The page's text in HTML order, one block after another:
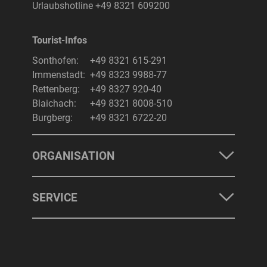
SONTHOFEN IMMENSTADT
RETTENBERG
BLAICHACH-GUNZESRIED
BURGBERG
UNTERKÜNFTE
Urlaubshotline +49 8321 609200
Tourist-Infos
Sonthofen:
+49 8321 615-291
Immenstadt: +49 8323 9988-77
Rettenberg:
+49 8327 920-40
Blaichach:
+49 8321 8008-510
Burgberg:
+49 8321 6722-20
ORGANISATION
SERVICE